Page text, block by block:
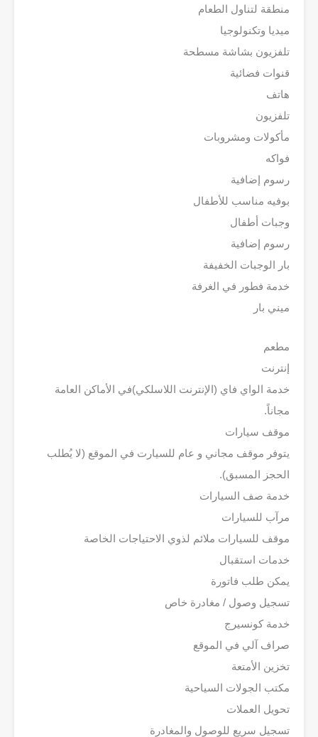
منطقة لتناول الطعام
ميديا وتكنولوجيا
تلفزيون بشاشة مسطحة
قنوات فضائية
هاتف
تلفزيون
مأكولات ومشروبات
فواكه
رسوم إضافية
بوفيه مناسب للأطفال
وجبات أطفال
رسوم إضافية
بار الوجبات الخفيفة
خدمة فطور في الغرفة
ميني بار
مطعم
إنترنت
خدمة الواي فاي (الإنترنت اللاسلكي)في الأماكن العامة
مجاناً.
موقف سيارات
يتوفر موقف مجاني و عام للسيارت في الموقع (لا يُطلب
الحجز المسبق).
خدمة صف السيارات
مرآب للسيارات
موقف للسيارات ملائم لذوي الاحتياجات الخاصة
خدمات استقبال
يمكن طلب فاتورة
تسجيل وصول / مغادرة خاص
خدمة كونسيرج
صراف آلي في الموقع
تخزين الأمتعة
مكتب الجولات السياحية
تحويل العملات
تسجيل سريع للوصول والمغادرة